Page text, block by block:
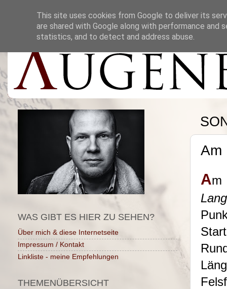
Am
Am
WAS GIBT ES HIER ZU SEHEN?
Über mich & diese Internetseite
Impressum / Kontakt
Linkliste - meine Empfehlungen
THEMENÜBERSICHT
This site uses cookies from Google to deliver its
are shared with Google along with performance
statistics, and to detect and address abuse.